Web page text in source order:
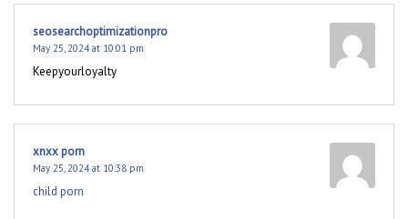
seosearchoptimizationpro
May 25, 2024 at 10:01 pm
Keepyourloyalty
xnxx porn
May 25, 2024 at 10:38 pm
child porn